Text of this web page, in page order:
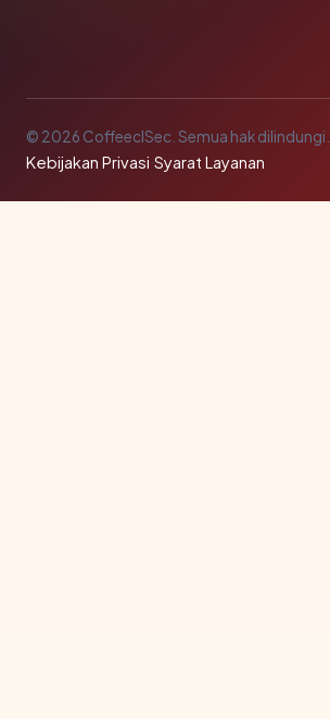
© 2026 CoffeeclSec. Semua hak dilindungi.
Kebijakan Privasi·Syarat Layanan